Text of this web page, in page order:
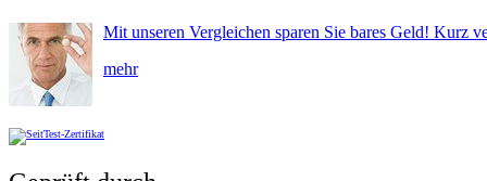
Mit unseren Vergleichen sparen Sie bares Geld! Kurz
mehr